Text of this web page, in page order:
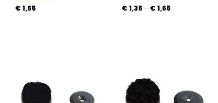
Gewaardeerd
€ 1,65
Gewaardeerd
€ 1,35 - € 1,65